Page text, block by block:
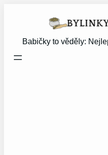
Babičky to věděly: